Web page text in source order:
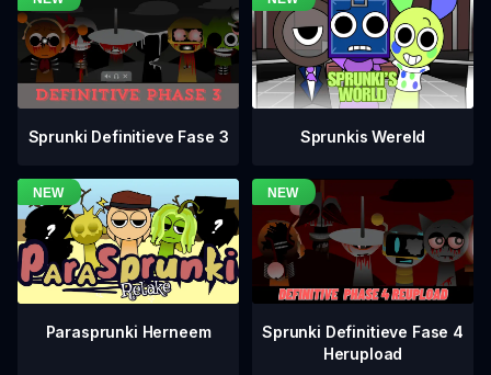
Sprunki Definitieve Fase 3 Sprunkis Wereld
Parasprunki Herneem
Sprunki Definitieve Fase 4
Herupload